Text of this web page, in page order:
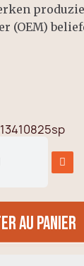
(OEM)
AU PANIER